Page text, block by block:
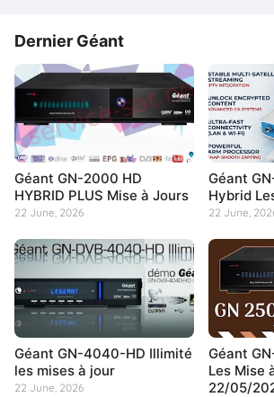
Dernier Géant
Géant GN-2000 HD
HYBRID PLUS Mise à Jours
22 June, 2026
Géant
Hybrid
22 June,
Géant GN-4040-HD Illimité
les mises à jour
22 June, 2026
Géant
Les Mise
22/05/